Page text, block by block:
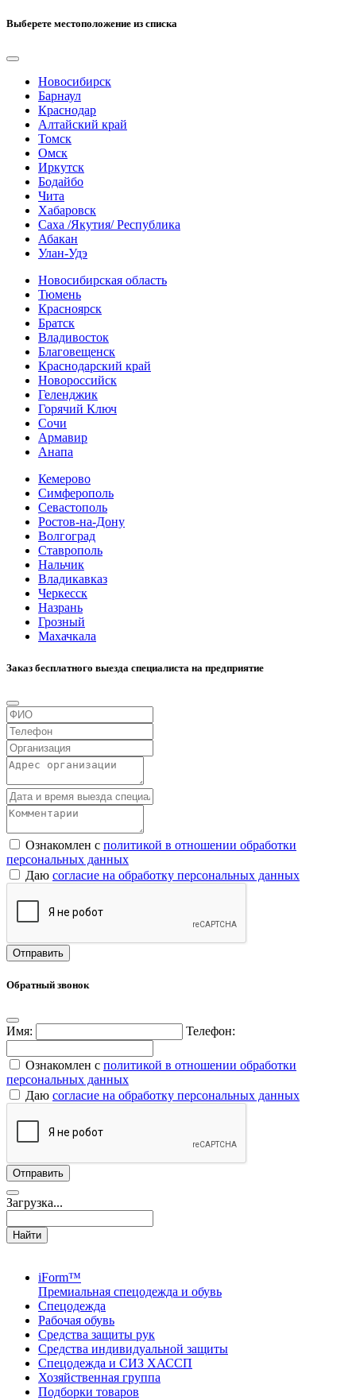
Выберете местоположение из списка
Новосибирск
Барнаул
Краснодар
Алтайский край
Томск
Омск
Иркутск
Бодайбо
Чита
Хабаровск
Саха /Якутия/ Республика
Абакан
Улан-Удэ
Новосибирская область
Тюмень
Красноярск
Братск
Владивосток
Благовещенск
Краснодарский край
Новороссийск
Геленджик
Горячий Ключ
Сочи
Армавир
Анапа
Кемерово
Симферополь
Севастополь
Ростов-на-Дону
Волгоград
Ставрополь
Нальчик
Владикавказ
Черкесск
Назрань
Грозный
Махачкала
Заказ бесплатного выезда специалиста на предприятие
Ознакомлен с политикой в отношении обработки
персональных данных
Даю согласие на обработку персональных данных
Обратный звонок
Имя: Телефон:
Ознакомлен с политикой в отношении обработки
персональных данных
Даю согласие на обработку персональных данных
Загрузка...
Найти
iForm™
Премиальная спецодежда и обувь
Спецодежда
Рабочая обувь
Средства защиты рук
Средства индивидуальной защиты
Спецодежда и СИЗ ХАССП
Хозяйственная группа
Подборки товаров